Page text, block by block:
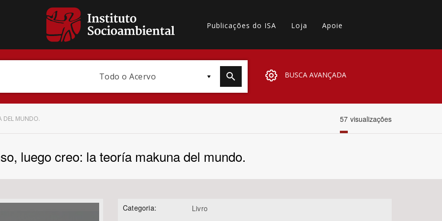
Publicações do ISA Loja Apoie
Todo o Acervo BUSCA AVANÇADA
DEL MUNDO. 57 visualizações
luego creo: la teoría makuna del mundo.
Categoria: Livro